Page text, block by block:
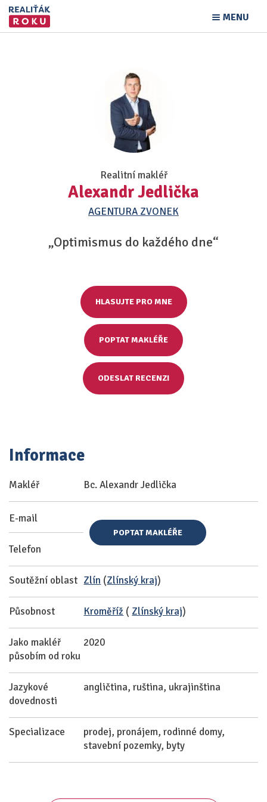
MENU
Realitní makléř
Alexandr Jedlička
AGENTURA ZVONEK
„Optimismus do každého dne“
HLASUJTE PRO MNE
POPTAT MAKLÉŘE
ODESLAT RECENZI
Informace
Makléř Bc. Alexandr Jedlička
E-mail
Telefon
POPTAT MAKLÉŘE
Soutěžní oblast Zlín (Zlínský kraj)
Působnost Kroměříž ( Zlínský kraj)
Jako makléř
působím od roku
2020
Jazykové
dovednosti
angličtina, ruština, ukrajinština
Specializace
prodej, pronájem, rodinné domy,
stavební pozemky, byty